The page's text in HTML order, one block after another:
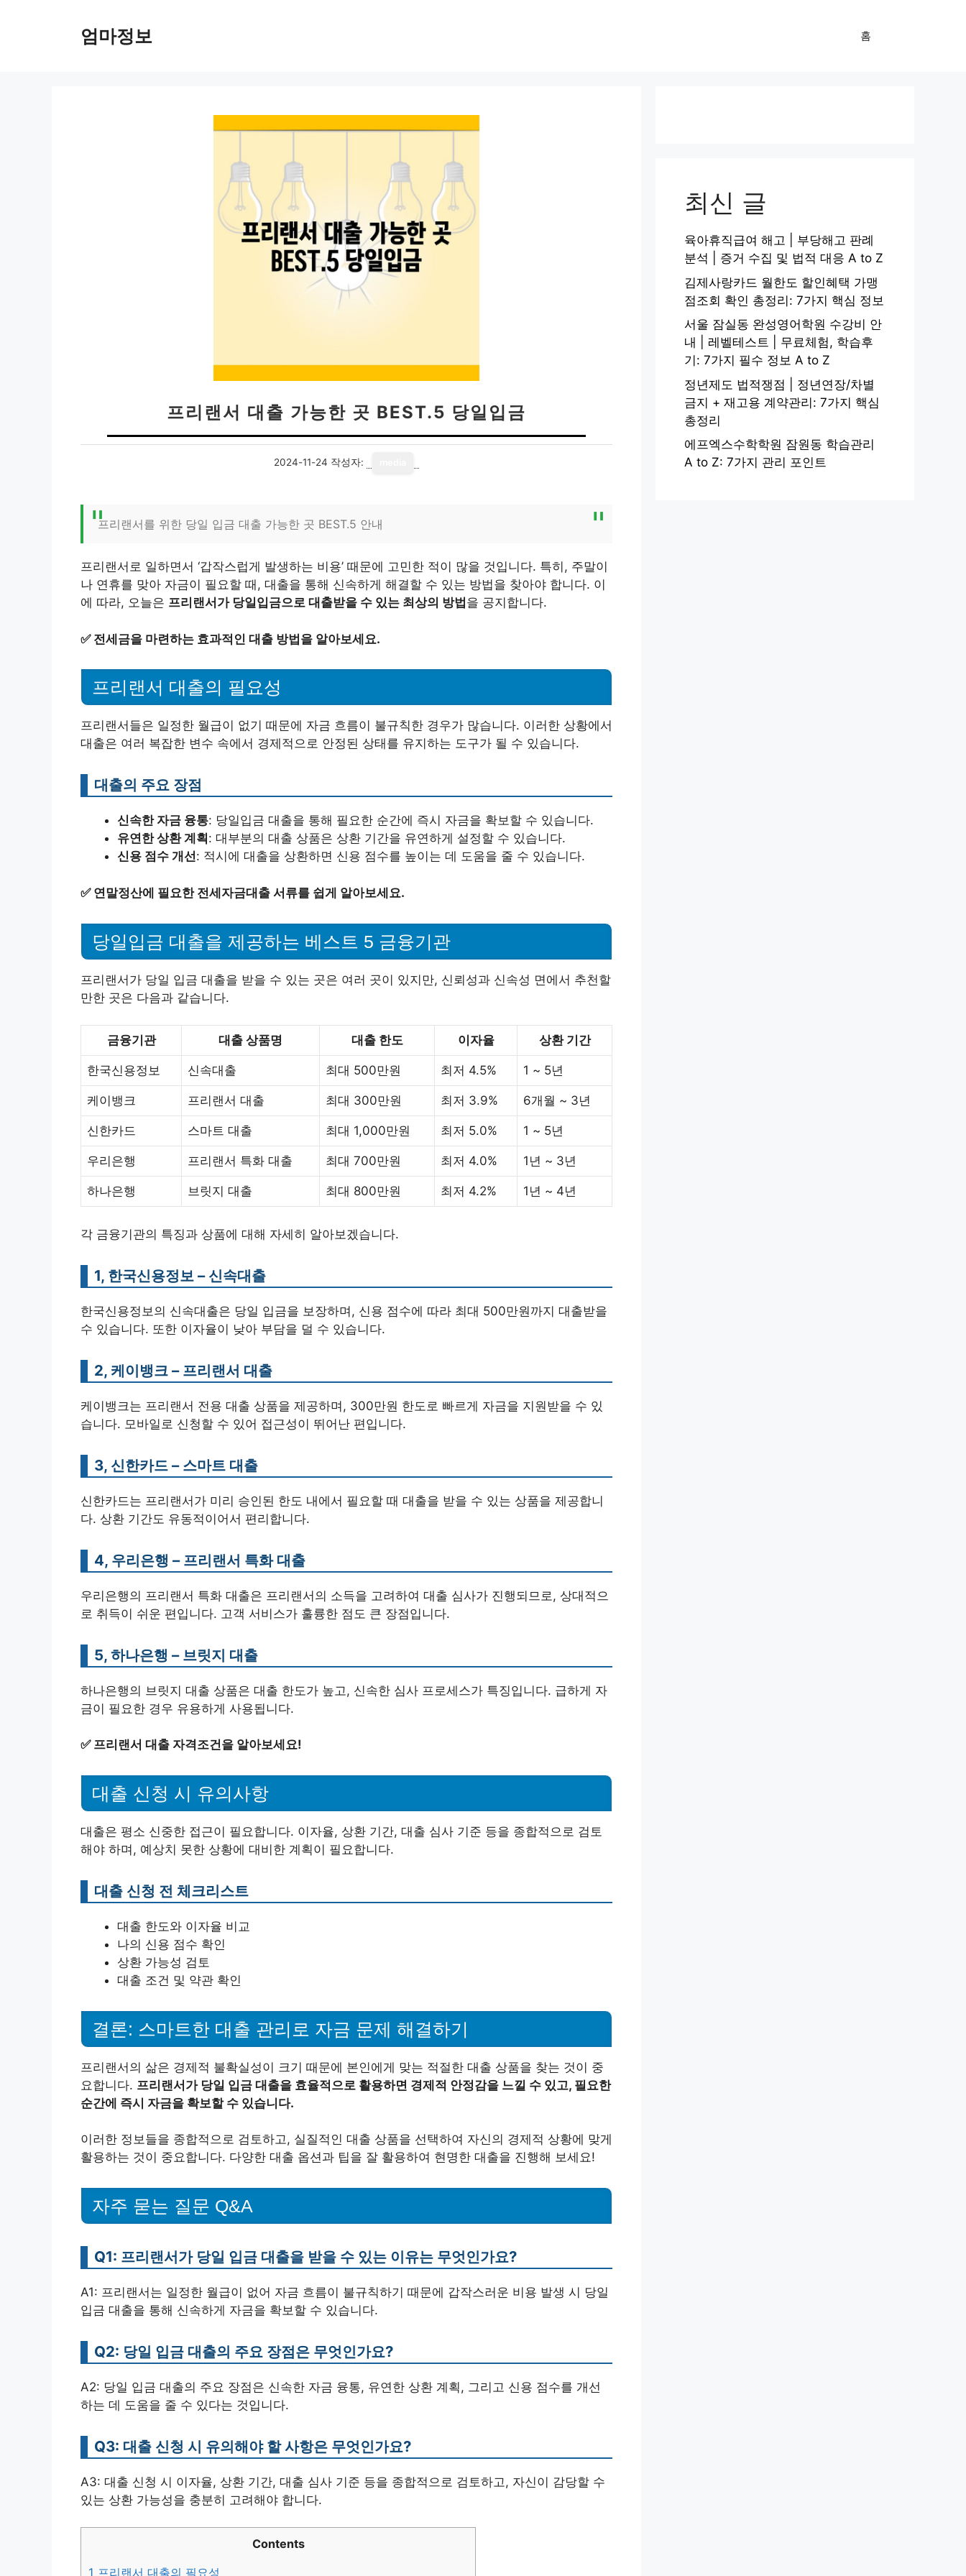
엄마정보 홈
프리랜서 대출 가능한 곳 BEST.5 당일입금
2024-11-24 작성자:
프리랜서를 위한 당일 입금 대출 가능한 곳 BEST.5 안내
프리랜서로 일하면서 ‘갑작스럽게 발생하는 비용’ 때문에 고민한 적이 많을 것입니다. 특히, 주말이
나 연휴를 맞아 자금이 필요할 때, 대출을 통해 신속하게 해결할 수 있는 방법을 찾아야 합니다. 이
에 따라, 오늘은 프리랜서가 당일입금으로 대출받을 수 있는 최상의 방법 을 공지합니다.
✅ 전세금을 마련하는 효과적인 대출 방법을 알아보세요.
프리랜서 대출의 필요성
프리랜서들은 일정한 월급이 없기 때문에 자금 흐름이 불규칙한 경우가 많습니다. 이러한 상황에서
대출은 여러 복잡한 변수 속에서 경제적으로 안정된 상태를 유지하는 도구가 될 수 있습니다.
대출의 주요 장점
신속한 자금 융통: 당일입금 대출을 통해 필요한 순간에 즉시 자금을 확보할 수 있습니다.
유연한 상환 계획 : 대부분의 대출 상품은 상환 기간을 유연하게 설정할 수 있습니다.
신용 점수 개선: 적시에 대출을 상환하면 신용 점수를 높이는 데 도움을 줄 수 있습니다.
✅ 연말정산에 필요한 전세자금대출 서류를 쉽게 알아보세요.
당일입금 대출을 제공하는 베스트 5 금융기관
프리랜서가 당일 입금 대출을 받을 수 있는 곳은 여러 곳이 있지만, 신뢰성과 신속성 면에서 추천할
만한 곳은 다음과 같습니다.
금융기관 대출 상품명 대출 한도 이자율 상환 기간
한국신용정보 신속대출 최대 500만원 최저 4.5% 1 ~ 5년
케이뱅크 프리랜서 대출 최대 300만원 최저 3.9% 6개월 ~ 3년
신한카드 스마트 대출 최대 1,000만원 최저 5.0% 1 ~ 5년
우리은행 프리랜서 특화 대출 최대 700만원 최저 4.0% 1년 ~ 3년
하나은행 브릿지 대출 최대 800만원 최저 4.2% 1년 ~ 4년
각 금융기관의 특징과 상품에 대해 자세히 알아보겠습니다.
1, 한국신용정보 – 신속대출
한국신용정보의 신속대출은 당일 입금을 보장하며, 신용 점수에 따라 최대 500만원까지 대출받을
수 있습니다. 또한 이자율이 낮아 부담을 덜 수 있습니다.
2, 케이뱅크 – 프리랜서 대출
케이뱅크는 프리랜서 전용 대출 상품을 제공하며, 300만원 한도로 빠르게 자금을 지원받을 수 있
습니다. 모바일로 신청할 수 있어 접근성이 뛰어난 편입니다.
3, 신한카드 – 스마트 대출
신한카드는 프리랜서가 미리 승인된 한도 내에서 필요할 때 대출을 받을 수 있는 상품을 제공합니
다. 상환 기간도 유동적이어서 편리합니다.
4, 우리은행 – 프리랜서 특화 대출
우리은행의 프리랜서 특화 대출은 프리랜서의 소득을 고려하여 대출 심사가 진행되므로, 상대적으
로 취득이 쉬운 편입니다. 고객 서비스가 훌륭한 점도 큰 장점입니다.
5, 하나은행 – 브릿지 대출
하나은행의 브릿지 대출 상품은 대출 한도가 높고, 신속한 심사 프로세스가 특징입니다. 급하게 자
금이 필요한 경우 유용하게 사용됩니다.
✅ 프리랜서 대출 자격조건을 알아보세요!
대출 신청 시 유의사항
대출은 평소 신중한 접근이 필요합니다. 이자율, 상환 기간, 대출 심사 기준 등을 종합적으로 검토
해야 하며, 예상치 못한 상황에 대비한 계획이 필요합니다.
대출 신청 전 체크리스트
대출 한도와 이자율 비교
나의 신용 점수 확인
상환 가능성 검토
대출 조건 및 약관 확인
결론: 스마트한 대출 관리로 자금 문제 해결하기
프리랜서의 삶은 경제적 불확실성이 크기 때문에 본인에게 맞는 적절한 대출 상품을 찾는 것이 중
요합니다. 프리랜서가 당일 입금 대출을 효율적으로 활용하면 경제적 안정감을 느낄 수 있고, 필요한
순간에 즉시 자금을 확보할 수 있습니다.
이러한 정보들을 종합적으로 검토하고, 실질적인 대출 상품을 선택하여 자신의 경제적 상황에 맞게
활용하는 것이 중요합니다. 다양한 대출 옵션과 팁을 잘 활용하여 현명한 대출을 진행해 보세요!
자주 묻는 질문 Q&A
Q1: 프리랜서가 당일 입금 대출을 받을 수 있는 이유는 무엇인가요?
A1: 프리랜서는 일정한 월급이 없어 자금 흐름이 불규칙하기 때문에 갑작스러운 비용 발생 시 당일
입금 대출을 통해 신속하게 자금을 확보할 수 있습니다.
Q2: 당일 입금 대출의 주요 장점은 무엇인가요?
A2: 당일 입금 대출의 주요 장점은 신속한 자금 융통, 유연한 상환 계획, 그리고 신용 점수를 개선
하는 데 도움을 줄 수 있다는 것입니다.
Q3: 대출 신청 시 유의해야 할 사항은 무엇인가요?
A3: 대출 신청 시 이자율, 상환 기간, 대출 심사 기준 등을 종합적으로 검토하고, 자신이 감당할 수
있는 상환 가능성을 충분히 고려해야 합니다.
Contents
1 프리랜서 대출의 필요성
최신 글
육아휴직급여 해고 | 부당해고 판례
분석 | 증거 수집 및 법적 대응 A to Z
김제사랑카드 월한도 할인혜택 가맹
점조회 확인 총정리: 7가지 핵심 정보
서울 잠실동 완성영어학원 수강비 안
내 | 레벨테스트 | 무료체험, 학습후
기: 7가지 필수 정보 A to Z
정년제도 법적쟁점 | 정년연장/차별
금지 + 재고용 계약관리: 7가지 핵심
총정리
에프엑스수학학원 잠원동 학습관리
A to Z: 7가지 관리 포인트